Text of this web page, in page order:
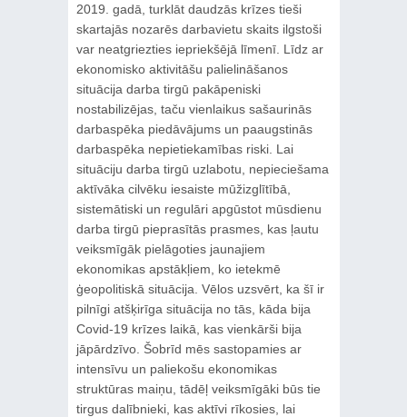
2019. gadā, turklāt daudzās krīzes tieši
skartajās nozarēs darbavietu skaits ilgstoši
var neatgriezties iepriekšējā līmenī. Līdz ar
ekonomisko aktivitāšu palielināšanos
situācija darba tirgū pakāpeniski
nostabilizējas, taču vienlaikus sašaurinās
darbaspēka piedāvājums un paaugstinās
darbaspēka nepietiekamības riski. Lai
situāciju darba tirgū uzlabotu, nepieciešama
aktīvāka cilvēku iesaiste mūžizglītībā,
sistemātiski un regulāri apgūstot mūsdienu
darba tirgū pieprasītās prasmes, kas ļautu
veiksmīgāk pielāgoties jaunajiem
ekonomikas apstākļiem, ko ietekmē
ģeopolitiskā situācija. Vēlos uzsvērt, ka šī ir
pilnīgi atšķirīga situācija no tās, kāda bija
Covid-19 krīzes laikā, kas vienkārši bija
jāpārdzīvo. Šobrīd mēs sastopamies ar
intensīvu un paliekošu ekonomikas
struktūras maiņu, tādēļ veiksmīgāki būs tie
tirgus dalībnieki, kas aktīvi rīkosies, lai